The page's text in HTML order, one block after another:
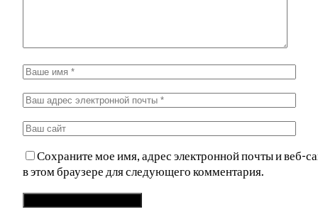
Сохраните мое имя, адрес электронной почты и веб-
в этом браузере для следующего комментария.